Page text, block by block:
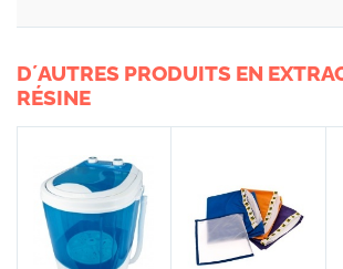
D´AUTRES PRODUITS EN
RÉSINE